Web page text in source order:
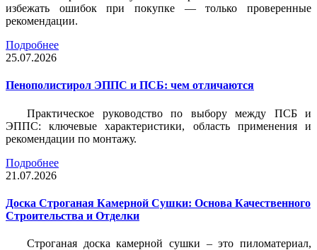
избежать ошибок при покупке — только проверенные
рекомендации.
Подробнее
25.07.2026
Пенополистирол ЭППС и ПСБ: чем отличаются
Практическое руководство по выбору между ПСБ и
ЭППС: ключевые характеристики, область применения и
рекомендации по монтажу.
Подробнее
21.07.2026
Доска Строганая Камерной Сушки: Основа Качественного
Строительства и Отделки
Строганая доска камерной сушки – это пиломатериал,